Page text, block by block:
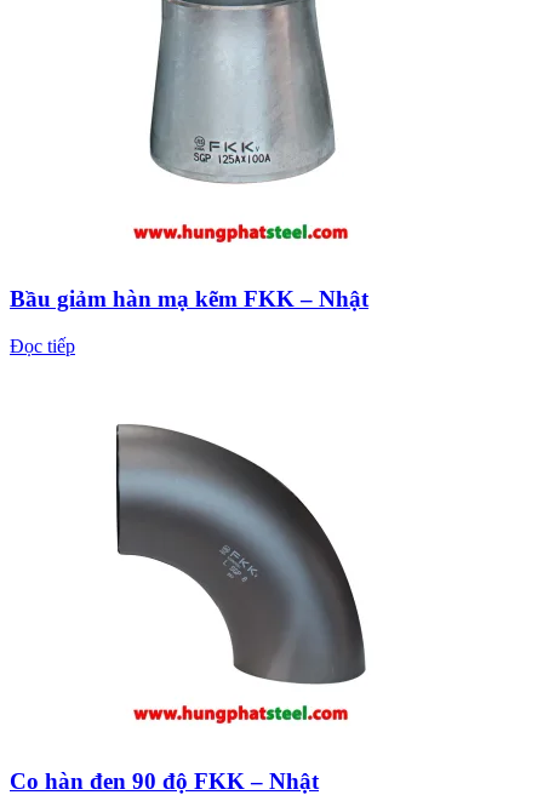
Bầu giảm hàn mạ kẽm FKK – Nhật
Đọc tiếp
Co hàn đen 90 độ FKK – Nhật